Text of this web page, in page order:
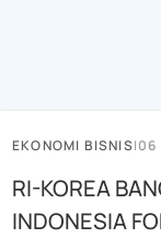
EKONOMI BISNIS|06
RI-KOREA
INDONESIA